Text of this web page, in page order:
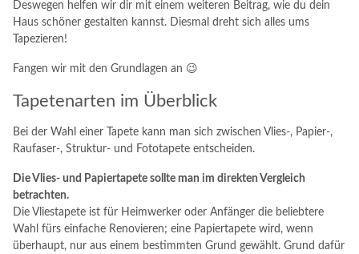
Deswegen helfen wir dir mit einem weiteren Beitrag, wie du dein
Haus schöner gestalten kannst. Diesmal dreht sich alles ums
Tapezieren!
Fangen wir mit den Grundlagen an 😉
Tapetenarten im Überblick
Bei der Wahl einer Tapete kann man sich zwischen Vlies-, Papier-,
Raufaser-, Struktur- und Fototapete entscheiden.
Die Vlies- und Papiertapete sollte man im direkten Vergleich
betrachten.
Die Vliestapete ist für Heimwerker oder Anfänger die beliebtere
Wahl fürs einfache Renovieren; eine Papiertapete wird, wenn
überhaupt, nur aus einem bestimmten Grund gewählt. Grund dafür